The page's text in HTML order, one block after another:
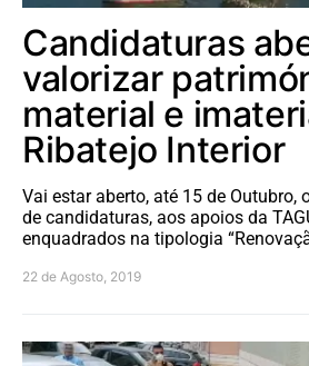
Candidaturas
valorizar
material e
Ribatejo Interior
Vai estar aberto, até 15 de Outubro,
de candidaturas, aos apoios da
enquadrados na tipologia
22 de Agosto, 2019